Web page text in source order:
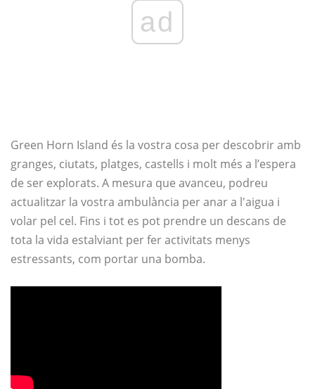
ad
Green Horn Island és la vostra cosa per descobrir amb
granges, ciutats, platges, castells i molt més a l’espera
de ser explorats. A mesura que avanceu, podreu
actualitzar la vostra ambulància per anar a l'aigua i
volar pel cel. Fins i tot es pot prendre un descans de
tota la vida estalviant per fer activitats menys
estressants, com portar una bomba.